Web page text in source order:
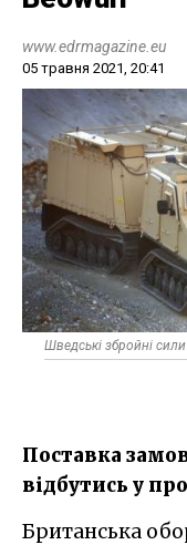
www.edrmagazine.eu
05 травня 2021, 20:41
Шведські збройні
Поставка
відбутись у
Британська оборона корпорація BAE